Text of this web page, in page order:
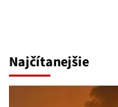
Najčítanejšie